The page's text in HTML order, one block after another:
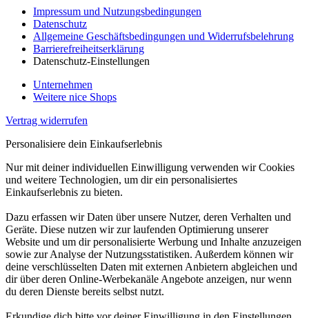
Impressum und Nutzungsbedingungen
Datenschutz
Allgemeine Geschäftsbedingungen und Widerrufsbelehrung
Barrierefreiheitserklärung
Datenschutz-Einstellungen
Unternehmen
Weitere nice Shops
Vertrag widerrufen
Personalisiere dein Einkaufserlebnis
Nur mit deiner individuellen Einwilligung verwenden wir Cookies
und weitere Technologien, um dir ein personalisiertes
Einkaufserlebnis zu bieten.
Dazu erfassen wir Daten über unsere Nutzer, deren Verhalten und
Geräte. Diese nutzen wir zur laufenden Optimierung unserer
Website und um dir personalisierte Werbung und Inhalte anzuzeigen
sowie zur Analyse der Nutzungsstatistiken. Außerdem können wir
deine verschlüsselten Daten mit externen Anbietern abgleichen und
dir über deren Online-Werbekanäle Angebote anzeigen, nur wenn
du deren Dienste bereits selbst nutzt.